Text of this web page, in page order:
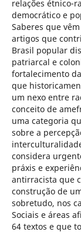
relações étnico-
democrático e
Saberes que
artigos que
Brasil popular
patriarcal e
fortalecimento
que
um nexo entre
conceito de
uma categoria
sobre a
considera
práxis e
antirracista que
construção de
sobretudo, nos
Sociais e áreas
64 textos e que